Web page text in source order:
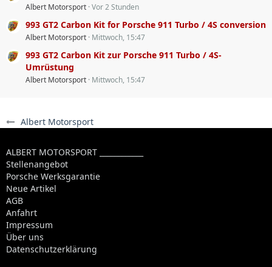
Albert Motorsport
Albert Motorsport Vor 2 Stunden
993 GT2 Carbon Kit for Porsche 911 Turbo / 4S conversion
Albert Motorsport Mittwoch, 15:47
993 GT2 Carbon Kit zur Porsche 911 Turbo / 4S-
Umrüstung
Albert Motorsport Mittwoch, 15:47
ALBERT MOTORSPORT ____________
Stellenangebot
Porsche Werksgarantie
Neue Artikel
AGB
Anfahrt
Impressum
Über uns
Datenschutzerklärung